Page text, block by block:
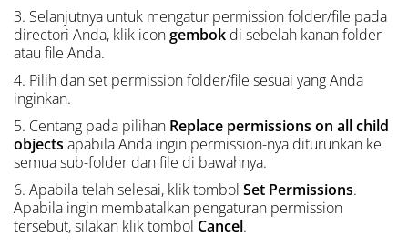
3. Selanjutnya untuk mengatur permission folder/file pada
directori Anda, klik icongembok di sebelah kanan folder
atau file Anda.
4. Pilih dan set permission folder/file sesuai yang Anda
inginkan.
5. Centang pada pilihan Replace permissions on all child
objects apabila Anda ingin permission-nya diturunkan ke
semua sub-folder dan file di bawahnya.
6. Apabila telah selesai, klik tombol Set Permissions.
Apabila ingin membatalkan pengaturan permission
tersebut, silakan klik tombol Cancel.